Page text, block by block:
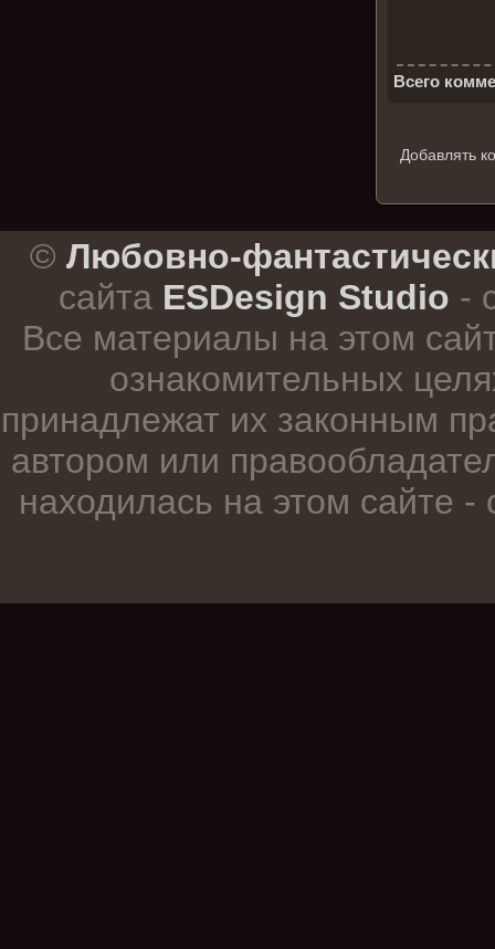
Всего
Добавлять
© Любовно-
сайта ESDesign Studio -
Все материалы на этом
ознакомительных
принадлежат их законным
автором или
находилась на этом сайте